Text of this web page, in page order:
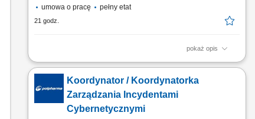
umowa o pracę
pełny etat
21 godz.
pokaż opis
Jako Koordynator/ka Reagowania na Incydenty Cybernetyczne
1 dołączysz do zespołu Cyber Operations i będziesz
odpowiedzialny/a za koordynację incydentów bezpieczeństwa
w zmianie dziennej. Rola obejmuje prowadzenie War Room,
komunikację kryzysową, pełną dokumentację incydentu,
nadzór nad...
Koordynator / Koordynatorka
Zarządzania Incydentami
Cybernetycznymi